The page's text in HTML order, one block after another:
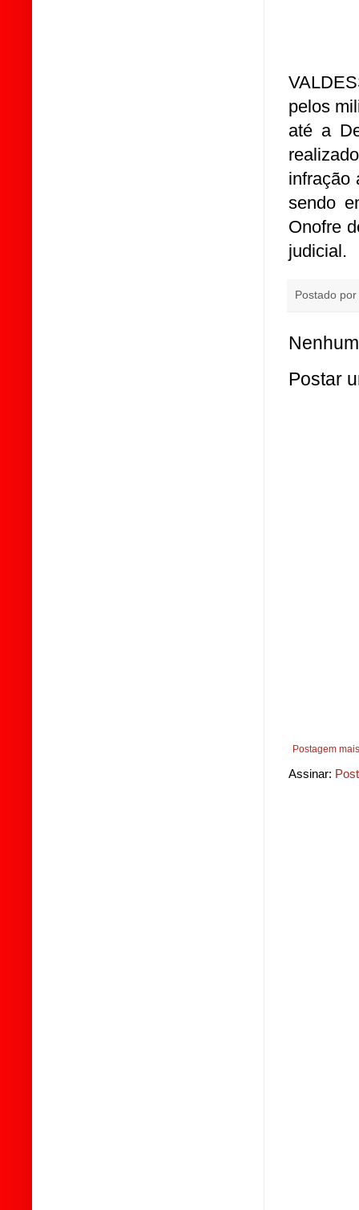
pelos
até a
infração
sendo
Onofre
judicial.
Postado por
Postar
Postagem
Assinar: